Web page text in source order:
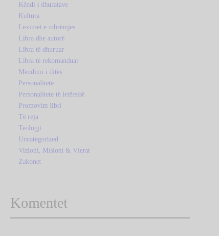
Këndi i dhuratave
Kultura
Leximet e mbrëmjes
Libra dhe autorë
Libra të dhuruar
Libra të rekomanduar
Mendimi i ditës
Personalitete
Personalitete të letërsisë
Promovim libri
Të reja
Teologji
Uncategorized
Vizioni, Misioni & Vlerat
Zakonet
Komentet